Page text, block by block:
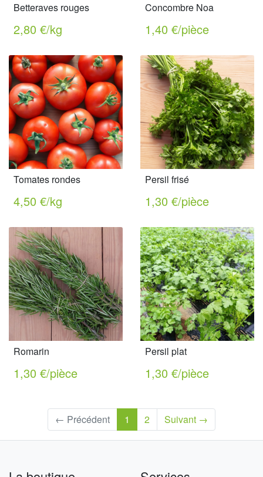
Betteraves rouges
2,80 €/kg
Concombre Noa
1,40 €/pièce
Tomates rondes
4,50 €/kg
Persil frisé
1,30 €/pièce
Romarin
1,30 €/pièce
Persil plat
1,30 €/pièce
← Précédent 1 (current)
2 Suivant →